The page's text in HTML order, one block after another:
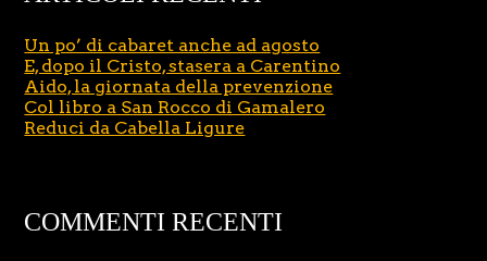
Un po’ di cabaret anche ad agosto
E, dopo il Cristo, stasera a Carentino
Aido, la giornata della prevenzione
Col libro a San Rocco di Gamalero
Reduci da Cabella Ligure
COMMENTI RECENTI